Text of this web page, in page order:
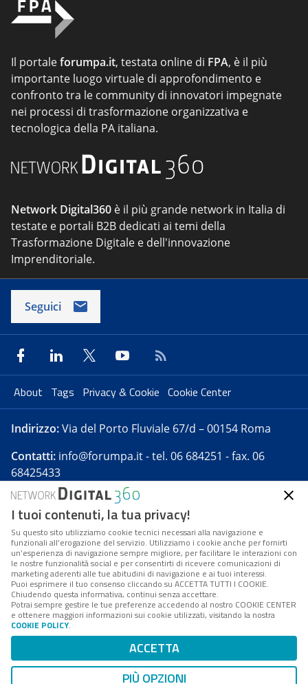
Il portaleforumpa.it, testata online di FPA, è il più
importante luogo virtuale di approfondimento e
confronto tra le community di innovatori impegnate
nei processi di trasformazione organizzativa e
tecnologica della PA italiana.
Network Digital360 è il più grande network in Italia di
testate e portali B2B dedicati ai temi della
Trasformazione Digitale e dell'innovazione
Imprenditoriale.
Seguici
About Tags Privacy & Cookie Cookie Center
Indirizzo:Via del Porto Fluviale 67/d – 00154 Roma
Contatti: info@forumpa.it- tel. 06 684251 - fax. 06
68425433
Forumpa.itè una pubblicazione telematica iscritta
presso Registro della stampa del Tribunale di Roma -
Reg. n. 182 del 2 maggio 2008 - Direttore resp. Michela
Stentella
FPA s.r.l. è società soggetta a Direzione e
Coordinamento da parte di Digital360 S.p.A. - FPA s.r.l.
è un'azienda certificata per il sistema di management
Codice Fiscale/Partita IVA n. 10693191008 - R.E.A. Roma
n. 1249791. ISP AWS
Mappa del sito
I tuoi contenuti, la tua privacy!
Su questo sito utilizziamo cookie tecnici necessari alla navigazione e
funzionali all’erogazione del servizio. Utilizziamo i cookie anche per fornirti
un’esperienza di navigazione sempre migliore, per facilitare le interazioni con
le nostre funzionalità social e per consentirti di ricevere comunicazioni di
marketing aderenti alle tue abitudini di navigazione e ai tuoi interessi.
Puoi esprimere il tuo consenso cliccando su ACCETTA TUTTI I COOKIE.
Chiudendo questa informativa, continui senza accettare.
Potrai sempre gestire le tue preferenze accedendo al nostro COOKIE CENTER
e ottenere maggiori informazioni sui cookie utilizzati, visitando la nostra
COOKIE POLICY.
ACCETTA
PIÙ OPZIONI